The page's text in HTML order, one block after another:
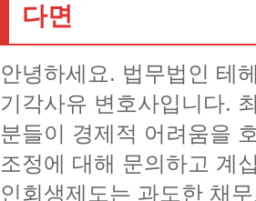
다면
안녕하세요. 법무법인 테
기각사유 변호사입니다.
분들이 경제적 어려움을
조정에 대해 문의하고 계
인회생제도는 과도한 채